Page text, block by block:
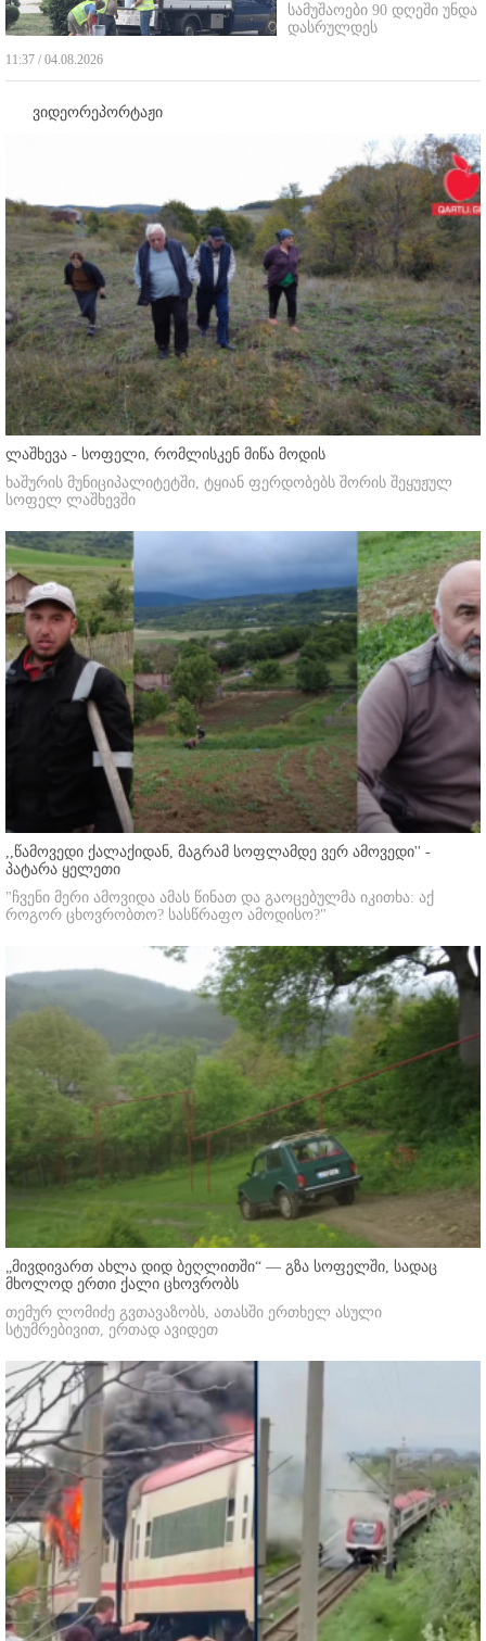
სამუშაოები 90 დღეში უნდა
დასრულდეს
11:37 / 04.08.2026
ვიდეორეპორტაჟი
ლაშხევა - სოფელი, რომლისკენ მიწა მოდის
ხაშურის მუნიციპალიტეტში, ტყიან ფერდობებს შორის შეყუჟულ
სოფელ ლაშხევში
,,წამოვედი ქალაქიდან, მაგრამ სოფლამდე ვერ ამოვედი'' -
პატარა ყელეთი
"ჩვენი მერი ამოვიდა ამას წინათ და გაოცებულმა იკითხა: აქ
როგორ ცხოვრობთო? სასწრაფო ამოდისო?"
„მივდივართ ახლა დიდ ბეღლითში“ — გზა სოფელში, სადაც
მხოლოდ ერთი ქალი ცხოვრობს
თემურ ლომიძე გვთავაზობს, ათასში ერთხელ ასული
სტუმრებივით, ერთად ავიდეთ